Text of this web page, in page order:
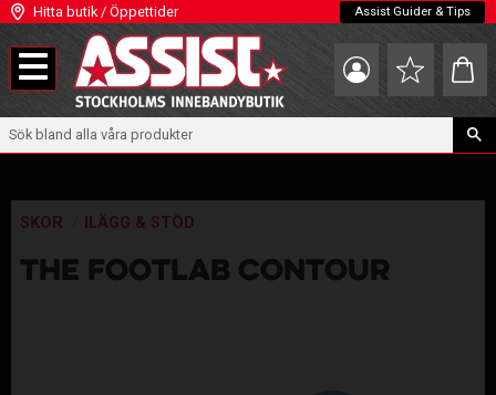
Meny
Hitta butik / Öppettider Assist Guider & Tips
Favoriter
SKOR ILÄGG & STÖD
THE FOOTLAB CONTOUR